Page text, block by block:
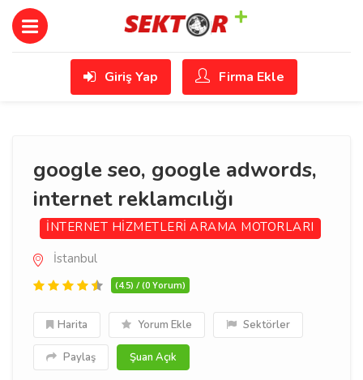
Giriş Yap Firma Ekle
google seo, google adwords,
internet reklamcılığı
İNTERNET HİZMETLERİ ARAMA MOTORLARI
İstanbul
(4.5) / (0 Yorum)
Harita Yorum Ekle Sektörler
Paylaş Şuan Açık